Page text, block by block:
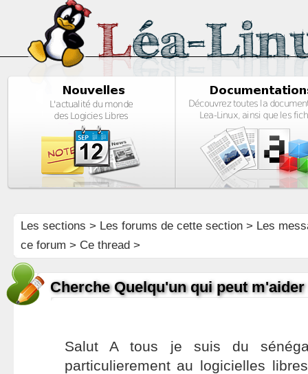
Les sections > Les forums de cette section> Les
ce forum > Ce thread >
Cherche Quelqu'un qui peut
Salut A tous je suis du
particulierement au logicielles